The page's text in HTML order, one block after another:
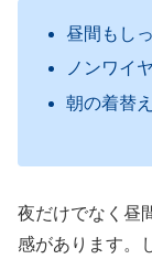
昼間もし
ノンワイ
朝の着替
夜だけでなく昼
感があります。